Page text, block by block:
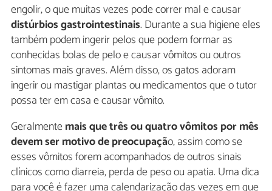
engolir, o que muitas vezes pode correr mal e causar
distúrbios gastrointestinais. Durante a sua higiene eles
também podem ingerir pelos que podem formar as
conhecidas bolas de pelo e causar vômitos ou outros
sintomas mais graves. Além disso, os gatos adoram
ingerir ou mastigar plantas ou medicamentos que o tutor
possa ter em casa e causar vômito.
Geralmentemais que três ou quatro vômitos por mês
devem ser motivo de preocupação, assim como se
esses vômitos forem acompanhados de outros sinais
clínicos como diarreia, perda de peso ou apatia. Uma dica
para você é fazer uma calendarização das vezes em que